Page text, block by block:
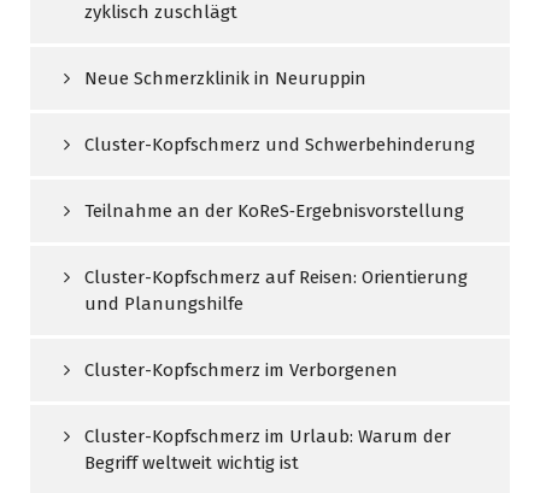
zyklisch zuschlägt
Neue Schmerzklinik in Neuruppin
Cluster-Kopfschmerz und Schwerbehinderung
Teilnahme an der KoReS‑Ergebnisvorstellung
Cluster-Kopfschmerz auf Reisen: Orientierung
und Planungshilfe
Cluster-Kopfschmerz im Verborgenen
Cluster-Kopfschmerz im Urlaub: Warum der
Begriff weltweit wichtig ist